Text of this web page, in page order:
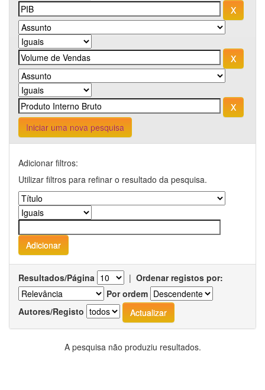
Iniciar uma nova pesquisa
Adicionar filtros:
Utilizar filtros para refinar o resultado da pesquisa.
Resultados/Página | Ordenar registos por:
Por ordem
Autores/Registo
A pesquisa não produziu resultados.